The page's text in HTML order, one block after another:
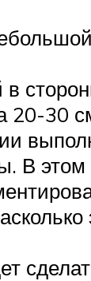
в
20-30
В этом